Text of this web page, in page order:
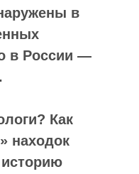
в
в России —
Как
находок